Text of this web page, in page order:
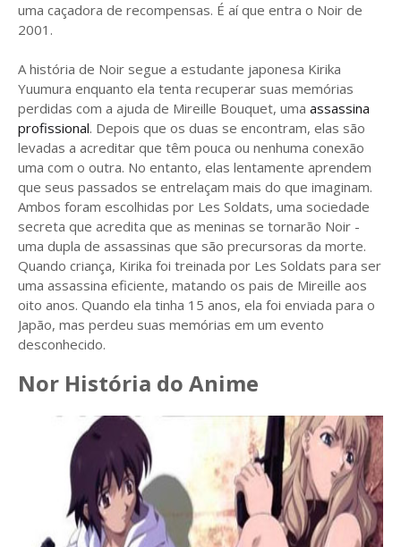
uma caçadora de recompensas. É aí que entra o Noir de
2001.
A história de Noir segue a estudante japonesa Kirika
Yuumura enquanto ela tenta recuperar suas memórias
perdidas com a ajuda de Mireille Bouquet, uma assassina
profissional. Depois que os duas se encontram, elas são
levadas a acreditar que têm pouca ou nenhuma conexão
uma com o outra. No entanto, elas lentamente aprendem
que seus passados ​​se entrelaçam mais do que imaginam.
Ambos foram escolhidas por Les Soldats, uma sociedade
secreta que acredita que as meninas se tornarão Noir -
uma dupla de assassinas que são precursoras da morte.
Quando criança, Kirika foi treinada por Les Soldats para ser
uma assassina eficiente, matando os pais de Mireille aos
oito anos. Quando ela tinha 15 anos, ela foi enviada para o
Japão, mas perdeu suas memórias em um evento
desconhecido.
Nor História do Anime